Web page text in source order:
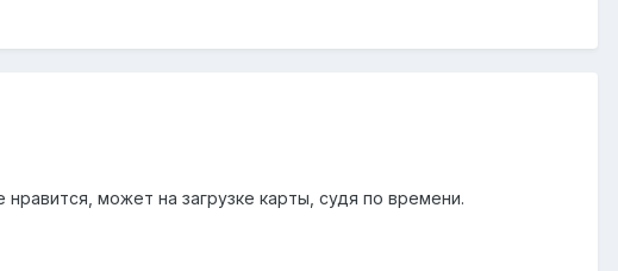
может на загрузке карты, судя по времени.